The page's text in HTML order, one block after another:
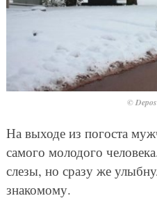
©
На выходе из погоста
самого молодого
слезы, но сразу же
знакомому.